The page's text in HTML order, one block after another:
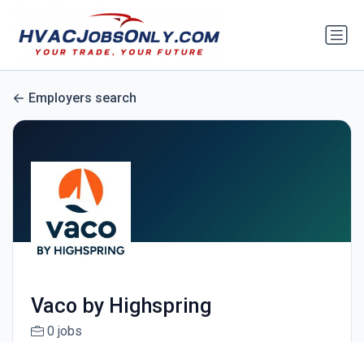
Employers search
Vaco by Highspring
0 jobs